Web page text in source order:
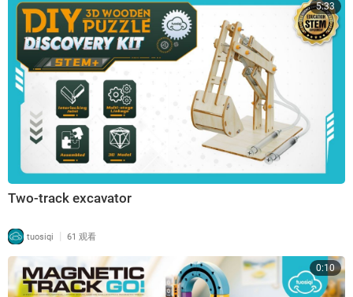
5:33
Two-track excavator
tuosiqi | 61 观看
0:10